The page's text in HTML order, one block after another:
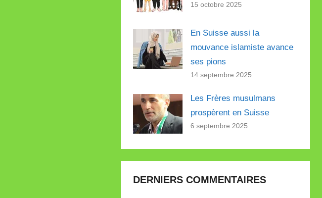
15 octobre 2025
En Suisse aussi la
mouvance islamiste avance
ses pions
14 septembre 2025
Les Frères musulmans
prospèrent en Suisse
6 septembre 2025
DERNIERS COMMENTAIRES